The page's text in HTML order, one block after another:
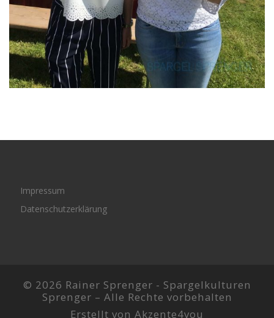
Impressum
Datenschutzerklärung
© 2026 Rainer Sprenger - Spargelkulturen
Sprenger – Alle Rechte vorbehalten
Erstellt von Akzente4you